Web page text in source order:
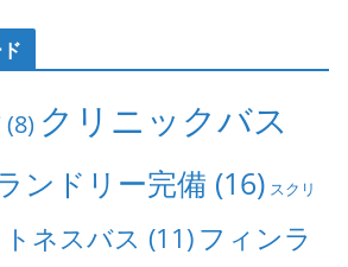
(8) クリニックバス
ンドリー完備 (16) スクリ
ネスバス (11)フィンラ